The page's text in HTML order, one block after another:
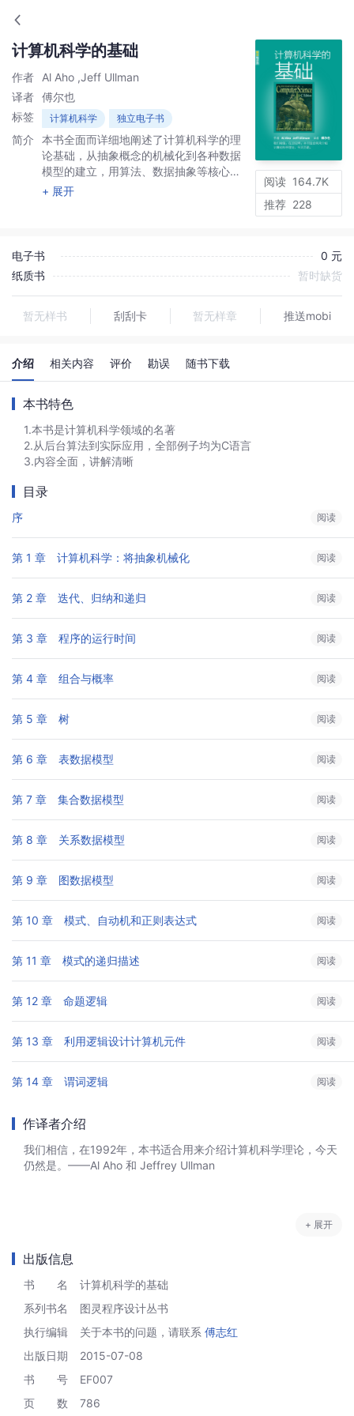
计算机科学的基础
作者
Al Aho ,Jeff Ullman
译者 傅尔也
标签
计算机科学 独立电子书
简介
本书全面而详细地阐述了计算机科学的理
论基础，从抽象概念的机械化到各种数据
模型的建立，用算法、数据抽象等核心思
想贯穿各个主题，很好地兼顾了学科广度
+ 展开
阅读 164.7K
推荐 228
电子书
0 元
纸质书
暂时缺货
暂无样书 刮刮卡 暂无样章 推送mobi
介绍 相关内容 评价 勘误 随书下载
本书特色
1.本书是计算机科学领域的名著
2.从后台算法到实际应用，全部例子均为C语言
3.内容全面，讲解清晰
目录
序 阅读
第 1 章　计算机科学：将抽象机械化 阅读
第 2 章　迭代、归纳和递归 阅读
第 3 章　程序的运行时间 阅读
第 4 章　组合与概率 阅读
第 5 章　树 阅读
第 6 章　表数据模型 阅读
第 7 章　集合数据模型 阅读
第 8 章　关系数据模型 阅读
第 9 章　图数据模型 阅读
第 10 章　模式、自动机和正则表达式 阅读
第 11 章　模式的递归描述 阅读
第 12 章　命题逻辑 阅读
第 13 章　利用逻辑设计计算机元件 阅读
第 14 章　谓词逻辑 阅读
作译者介绍
我们相信，在1992年，本书适合用来介绍计算机科学理论，今天
仍然是。——Al Aho 和 Jeffrey Ullman
+ 展开
出版信息
书 名
计算机科学的基础
系列书名
图灵程序设计丛书
执行编辑
关于本书的问题，请联系 傅志红
出版日期
2015-07-08
书 号
EF007
页 数
786